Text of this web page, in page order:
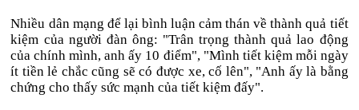
Nhiều dân mạng để lại bình luận cảm thán về thành quả tiết
kiệm của người đàn ông: "Trân trọng thành quả lao động
của chính mình, anh ấy 10 điểm", "Mình tiết kiệm mỗi ngày
ít tiền lẻ chắc cũng sẽ có được xe, cố lên", "Anh ấy là bằng
chứng cho thấy sức mạnh của tiết kiệm đấy".